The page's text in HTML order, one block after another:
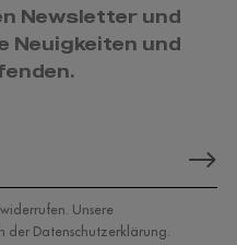
Newsletter und
Neuigkeiten und
Unsere
der Datenschutzerklärung.